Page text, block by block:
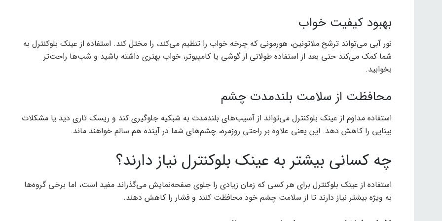
بهبود کیفیت خواب
نور آبی می‌تواند ترشح ملاتونین، هورمونی که چرخه خواب را تنظیم می‌کند، را مختل کند. استفاده از عینک بلوکنترل به
شما کمک می‌کند حتی بعد از استفاده طولانی از گوشی یا کامپیوتر، خواب بهتری داشته باشید و شب‌ها راحت‌تر
بخوابید.
محافظت از سلامت بلندمدت چشم
استفاده مداوم از عینک بلوکنترل می‌تواند از آسیب‌های بلندمدت به شبکیه جلوگیری کند و ریسک تاری دید یا مشکلات
بینایی را کاهش دهد. این یعنی علاوه بر راحتی روزمره، چشم‌های شما در آینده هم سالم خواهند ماند.
چه کسانی بیشتر به عینک بلوکنترل نیاز دارند؟
استفاده از عینک بلوکنترل برای هر کسی که زمان زیادی را جلوی صفحه‌نمایش می‌گذراند مفید است، اما برخی گروه‌ها
به ویژه بیشتر نیاز دارند تا از سلامت چشم خود محافظت کنند و فشار را کاهش دهند.